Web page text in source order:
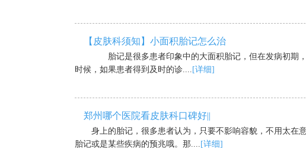
【皮肤科须知】小面积胎记怎么治
胎记是很多患者印象中的大面积胎记，但在发病初期
时候，如果患者得到及时的诊....
[详细]
郑州哪个医院看皮肤科口碑好||
身上的胎记，很多患者认为，只要不影响容貌，不用太在
胎记或是某些疾病的预兆哦。那....
[详细]